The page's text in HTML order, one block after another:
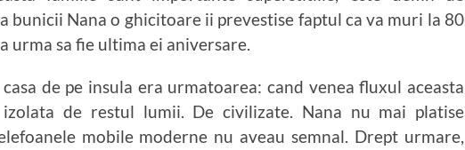
bunicii Nana o ghicitoare ii prevestise faptul ca va muri la 80
urma sa fie ultima ei aniversare.
de pe insula era urmatoarea: cand venea fluxul aceasta
izolata de restul lumii. De civilizate. Nana nu mai platise
mobile moderne nu aveau semnal. Drept urmare,